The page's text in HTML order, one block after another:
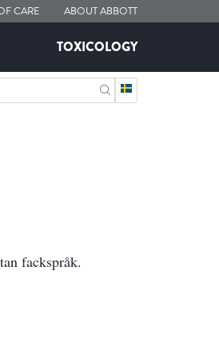
CARE ABOUT ABBOTT
TOXICOLOGY
fackspråk.